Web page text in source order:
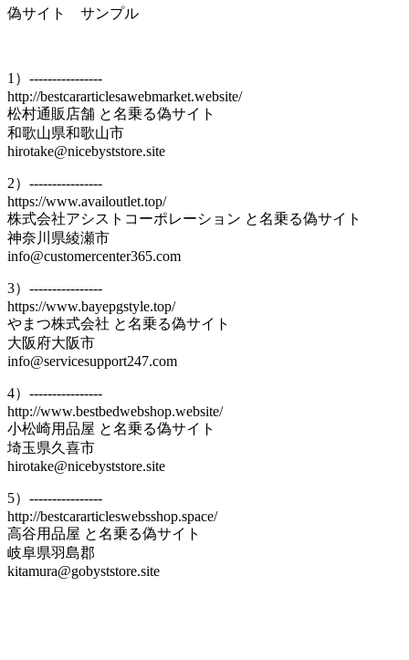
偽サイト サンプル
1）----------------
http://bestcararticlesawebmarket.website/
松村通販店舗 と名乗る偽サイト
和歌山県和歌山市
hirotake@nicebyststore.site
2）----------------
https://www.availoutlet.top/
株式会社アシストコーポレーション と名乗る偽サイト
神奈川県綾瀬市
info@customercenter365.com
3）----------------
https://www.bayepgstyle.top/
やまつ株式会社 と名乗る偽サイト
大阪府大阪市
info@servicesupport247.com
4）----------------
http://www.bestbedwebshop.website/
小松崎用品屋 と名乗る偽サイト
埼玉県久喜市
hirotake@nicebyststore.site
5）----------------
http://bestcararticleswebsshop.space/
高谷用品屋 と名乗る偽サイト
岐阜県羽島郡
kitamura@gobyststore.site